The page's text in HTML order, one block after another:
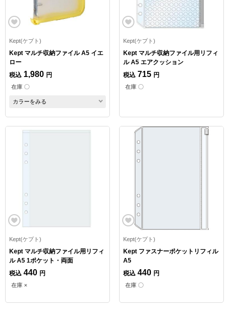
Kept(ケプト)
Kept マルチ収納ファイル A5 イエ
ロー
税込 1,980 円
在庫 〇
カラーをみる
Kept(ケプト)
Kept マルチ収納ファイル用リフィ
ル A5 エアクッション
税込 715 円
在庫 〇
Kept(ケプト)
Kept マルチ収納ファイル用リフィ
ル A5 1ポケット・両面
税込 440 円
在庫 ×
Kept(ケプト)
Kept ファスナーポケットリフィル
A5
税込 440 円
在庫 〇